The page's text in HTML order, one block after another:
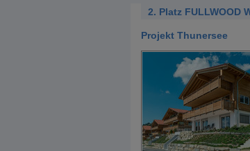
2. Platz FULLWOOD
Projekt Thunersee